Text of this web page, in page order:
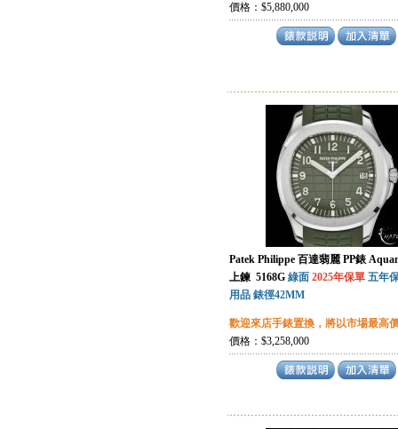
價格：$5,880,000
Patek Philippe 百達翡麗 PP錶
上鍊 5168G 綠面 2025年保單 五年
用品 錶徑42MM
歡迎來店手錶置換，將以市場最高
價格：$3,258,000